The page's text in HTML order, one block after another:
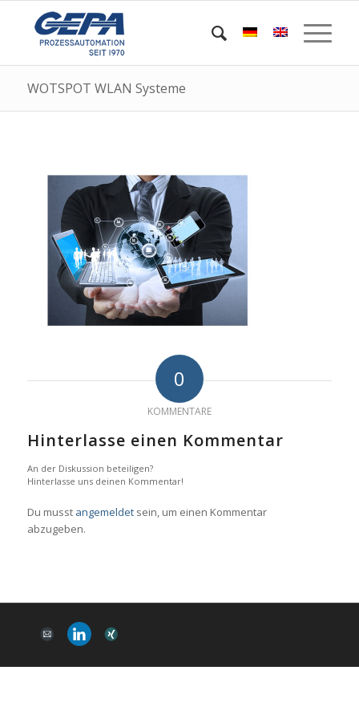
WOTSPOT WLAN Systeme
0
KOMMENTARE
Hinterlasse einen Kommentar
An der Diskussion beteiligen?
Hinterlasse uns deinen Kommentar!
Du musst angemeldetsein, um einen Kommentar
abzugeben.